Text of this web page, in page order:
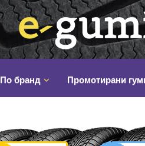
По бранд Промотирани